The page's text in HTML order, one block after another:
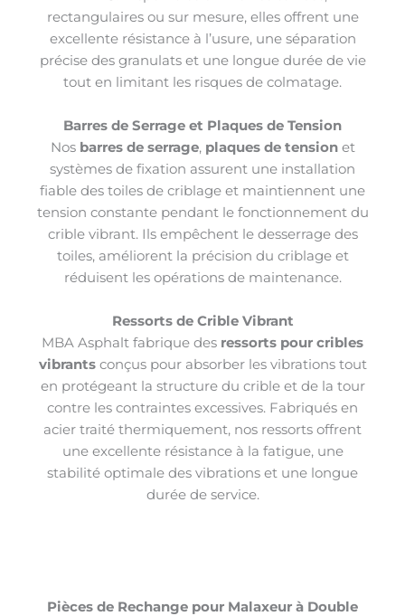
rectangulaires ou sur mesure, elles offrent une
excellente résistance à l’usure, une séparation
précise des granulats et une longue durée de vie
tout en limitant les risques de colmatage.
Barres de Serrage et Plaques de Tension
Nos barres de serrage, plaques de tensionet
systèmes de fixation assurent une installation
fiable des toiles de criblage et maintiennent une
tension constante pendant le fonctionnement du
crible vibrant. Ils empêchent le desserrage des
toiles, améliorent la précision du criblage et
réduisent les opérations de maintenance.
Ressorts de Crible Vibrant
MBA Asphalt fabrique des ressorts pour cribles
vibrantsconçus pour absorber les vibrations tout
en protégeant la structure du crible et de la tour
contre les contraintes excessives. Fabriqués en
acier traité thermiquement, nos ressorts offrent
une excellente résistance à la fatigue, une
stabilité optimale des vibrations et une longue
durée de service.
Pièces de Rechange pour Malaxeur à Double